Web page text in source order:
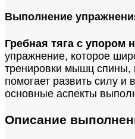
Выполнение
Гребная тяга с упором
упражнение, которое
тренировки мышц спины,
помогает развить силу и
основные аспекты
Описание